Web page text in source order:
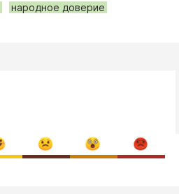
народное доверие